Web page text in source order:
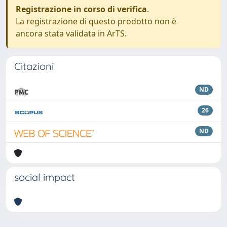
Registrazione in corso di verifica.
La registrazione di questo prodotto non è
ancora stata validata in ArTS.
Citazioni
ND
26
ND
social impact